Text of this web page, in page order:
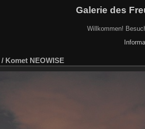
Galerie des
Willkommen!
/ Komet NEOWISE